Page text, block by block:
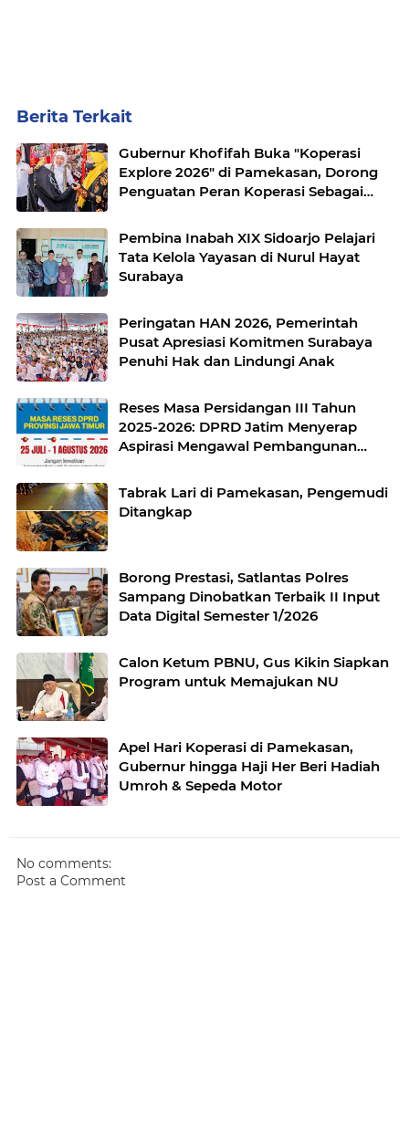
Berita Terkait
Gubernur Khofifah Buka "Koperasi
Explore 2026" di Pamekasan, Dorong
Penguatan Peran Koperasi Sebagai
Sekaligus Perluas Akses Promosi
Pelaku UMKM
Pembina Inabah XIX Sidoarjo Pelajari
Tata Kelola Yayasan di Nurul Hayat
Surabaya
Peringatan HAN 2026, Pemerintah
Pusat Apresiasi Komitmen Surabaya
Penuhi Hak dan Lindungi Anak
Reses Masa Persidangan III Tahun
2025-2026: DPRD Jatim Menyerap
Aspirasi Mengawal Pembangunan
Tabrak Lari di Pamekasan, Pengemudi
Ditangkap
Borong Prestasi, Satlantas Polres
Sampang Dinobatkan Terbaik II Input
Data Digital Semester 1/2026
Calon Ketum PBNU, Gus Kikin Siapkan
Program untuk Memajukan NU
Apel Hari Koperasi di Pamekasan,
Gubernur hingga Haji Her Beri Hadiah
Umroh & Sepeda Motor
No comments:
Post a Comment